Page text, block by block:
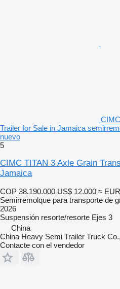
Trailer for Sale in Jamaica
nuevo
5
CIMC TITAN 3 Axle Grain
Jamaica
COP 38.190.000 US$ 12.000 ≈
Semirremolque para transporte de
2026
Suspensión resorte/resorte Ejes 3
China
China Heavy Semi Trailer Truck
Contacte con el vendedor